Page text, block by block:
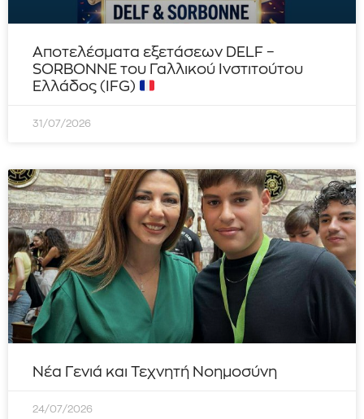
Αποτελέσματα εξετάσεων DELF –
SORBONNE του Γαλλικού Ινστιτούτου
Ελλάδος (IFG)
31/07/2026
Νέα Γενιά και Τεχνητή Νοημοσύνη
24/07/2026